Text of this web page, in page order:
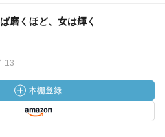
磨くほど、女は輝く
13